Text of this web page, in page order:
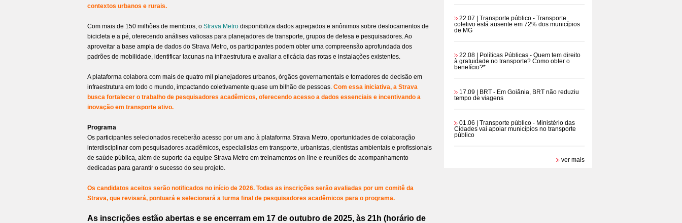
contextos urbanos e rurais.
Com mais de 150 milhões de membros, o Strava Metro disponibiliza dados agregados e anônimos sobre deslocamentos de
bicicleta e a pé, oferecendo análises valiosas para planejadores de transporte, grupos de defesa e pesquisadores. Ao
aproveitar a base ampla de dados do Strava Metro, os participantes podem obter uma compreensão aprofundada dos
padrões de mobilidade, identificar lacunas na infraestrutura e avaliar a eficácia das rotas e instalações existentes.
A plataforma colabora com mais de quatro mil planejadores urbanos, órgãos governamentais e tomadores de decisão em
infraestrutura em todo o mundo, impactando coletivamente quase um bilhão de pessoas. Com essa iniciativa, a Strava
busca fortalecer o trabalho de pesquisadores acadêmicos, oferecendo acesso a dados essenciais e incentivando a
inovação em transporte ativo.
Programa
Os participantes selecionados receberão acesso por um ano à plataforma Strava Metro, oportunidades de colaboração
interdisciplinar com pesquisadores acadêmicos, especialistas em transporte, urbanistas, cientistas ambientais e profissionais
de saúde pública, além de suporte da equipe Strava Metro em treinamentos on-line e reuniões de acompanhamento
dedicadas para garantir o sucesso do seu projeto.
Os candidatos aceitos serão notificados no início de 2026. Todas as inscrições serão avaliadas por um comitê da
Strava, que revisará, pontuará e selecionará a turma final de pesquisadores acadêmicos para o programa.
As inscrições estão abertas e se encerram em 17 de outubro de 2025, às 21h (horário de
22.07 | Transporte público - Transporte
coletivo está ausente em 72% dos municípios
de MG
22.08 | Políticas Públicas - Quem tem direito
à gratuidade no transporte? Como obter o
benefício?*
17.09 | BRT - Em Goiânia, BRT não reduziu
tempo de viagens
01.06 | Transporte público - Ministério das
Cidades vai apoiar municípios no transporte
público
ver mais